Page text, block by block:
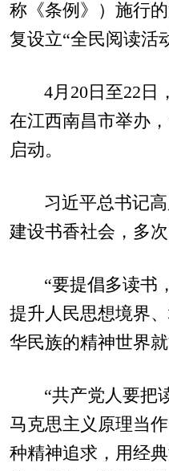
称《条例》）施行
复设立“全民阅读活
4月20日至22日
在江西南昌市举办
启动。
习近平总书记
建设书香社会，多
“要提倡多读书
提升人民思想境界
华民族的精神世界
“共产党人要把
马克思主义原理当
种精神追求，用经